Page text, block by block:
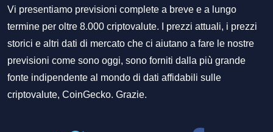
Vi presentiamo previsioni complete a breve e a lungo
termine per oltre 8.000 criptovalute. I prezzi attuali, i prezzi
storici e altri dati di mercato che ci aiutano a fare le nostre
previsioni come sono oggi, sono forniti dalla più grande
fonte indipendente al mondo di dati affidabili sulle
criptovalute, CoinGecko. Grazie.